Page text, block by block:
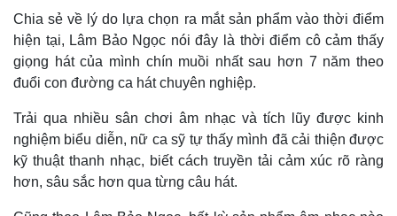
Pháp luật
Vụ án
Tư vấn luật
Quân sự - Quốc phòng
Vũ khí
Phân tích
Chia sẻ về lý do lựa chọn ra mắt sản phẩm vào thời điểm
hiện tại, Lâm Bảo Ngọc nói đây là thời điểm cô cảm thấy
giọng hát của mình chín muồi nhất sau hơn 7 năm theo
đuổi con đường ca hát chuyên nghiệp.
Trải qua nhiều sân chơi âm nhạc và tích lũy được kinh
nghiệm biểu diễn, nữ ca sỹ tự thấy mình đã cải thiện được
kỹ thuật thanh nhạc, biết cách truyền tải cảm xúc rõ ràng
hơn, sâu sắc hơn qua từng câu hát.